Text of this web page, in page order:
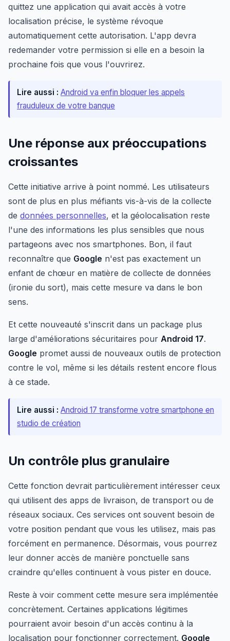
quittez une application qui avait accès à votre
localisation précise, le système révoque
automatiquement cette autorisation. L'app devra
redemander votre permission si elle en a besoin la
prochaine fois que vous l'ouvrirez.
Lire aussi : Android va enfin bloquer les appels
frauduleux de votre banque
Une réponse aux préoccupations
croissantes
Cette initiative arrive à point nommé. Les utilisateurs
sont de plus en plus méfiants vis-à-vis de la collecte
de données personnelles, et la géolocalisation reste
l'une des informations les plus sensibles que nous
partageons avec nos smartphones. Bon, il faut
reconnaître que Google n'est pas exactement un
enfant de chœur en matière de collecte de données
(ironie du sort), mais cette mesure va dans le bon
sens.
Et cette nouveauté s'inscrit dans un package plus
large d'améliorations sécuritaires pour Android 17.
Google promet aussi de nouveaux outils de protection
contre le vol, même si les détails restent encore flous
à ce stade.
Lire aussi : Android 17 transforme votre smartphone en
studio de création
Un contrôle plus granulaire
Cette fonction devrait particulièrement intéresser ceux
qui utilisent des apps de livraison, de transport ou de
réseaux sociaux. Ces services ont souvent besoin de
votre position pendant que vous les utilisez, mais pas
forcément en permanence. Désormais, vous pourrez
leur donner accès de manière ponctuelle sans
craindre qu'elles continuent à vous pister en douce.
Reste à voir comment cette mesure sera implémentée
concrètement. Certaines applications légitimes
pourraient avoir besoin d'un accès continu à la
localisation pour fonctionner correctement. Google